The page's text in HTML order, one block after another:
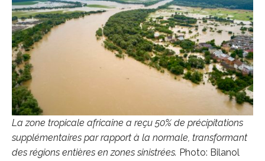
La zone tropicale africaine a reçu 50% de précipitations
supplémentaires par rapport à la normale, transformant
des régions entières en zones sinistrées. Photo: Bilanol